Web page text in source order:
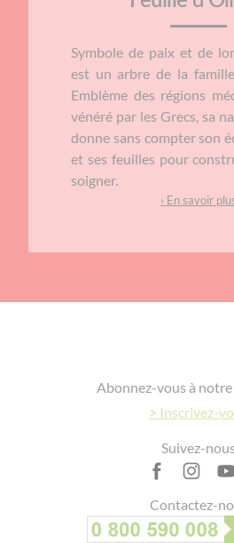
Symbole de paix et de
est un arbre de la
Emblème des régions
vénéré par les Grecs, sa
donne sans compter son
et ses feuilles pour
soigner.
› En savoir
Abonnez-vous à
> Inscrivez-
Suivez-nous
Contactez-